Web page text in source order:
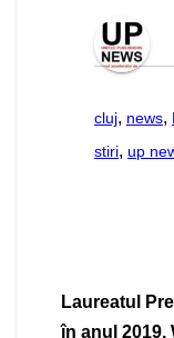
cluj, news,
stiri, up
Laureatul
în anul 2019,